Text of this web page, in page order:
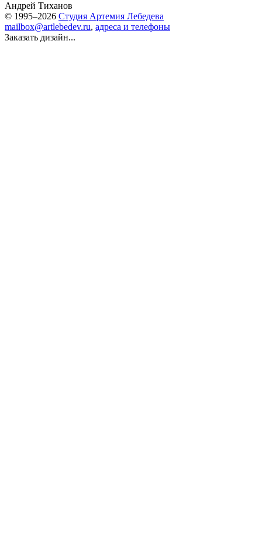
Андрей Тиханов
© 1995–2026 Студия Артемия Лебедева
mailbox@artlebedev.ru, адреса и телефоны
Заказать дизайн...